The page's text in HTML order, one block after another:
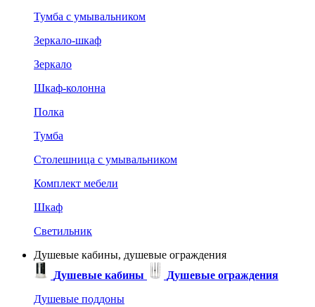
Тумба с умывальником
Зеркало-шкаф
Зеркало
Шкаф-колонна
Полка
Тумба
Столешница с умывальником
Комплект мебели
Шкаф
Светильник
Душевые кабины, душевые ограждения
Душевые кабины
Душевые ограждения
Душевые поддоны